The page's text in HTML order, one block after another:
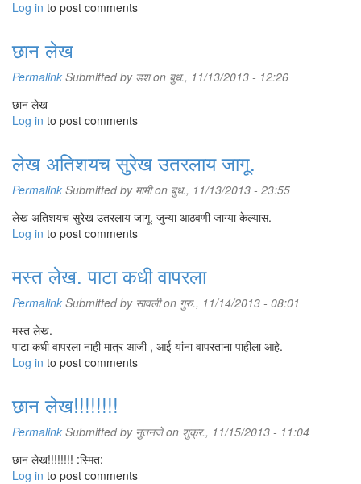
Log in to post comments
छान लेख
Permalink Submitted by डशon बुध., 11/13/2013 - 12:26
छान लेख
Log in to post comments
लेख अतिशयच सुरेख उतरलाय जागू.
Permalink Submitted by मामीon बुध., 11/13/2013 - 23:55
लेख अतिशयच सुरेख उतरलाय जागू. जुन्या आठवणी जाग्या केल्यास.
Log in to post comments
मस्त लेख. पाटा कधी वापरला
Permalink Submitted by सावलीon गुरु., 11/14/2013 - 08:01
मस्त लेख.
पाटा कधी वापरला नाही मात्र आजी , आई यांना वापरताना पाहीला आहे.
Log in to post comments
छान लेख!!!!!!!!
Permalink Submitted by नुतनजेon शुक्र., 11/15/2013 - 11:04
छान लेख!!!!!!!! :स्मित:
Log in to post comments